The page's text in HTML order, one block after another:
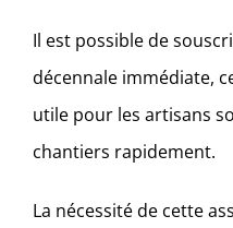
Il est possible de
décennale immédiate,
utile pour les artisans
chantiers rapidement.
La nécessité de cette